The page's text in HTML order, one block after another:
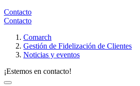
Contacto
Contacto
Comarch
Gestión de Fidelización de Clientes
Noticias y eventos
¡Estemos en contacto!